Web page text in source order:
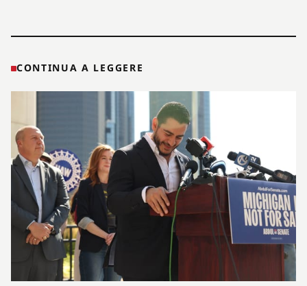
CONTINUA A LEGGERE